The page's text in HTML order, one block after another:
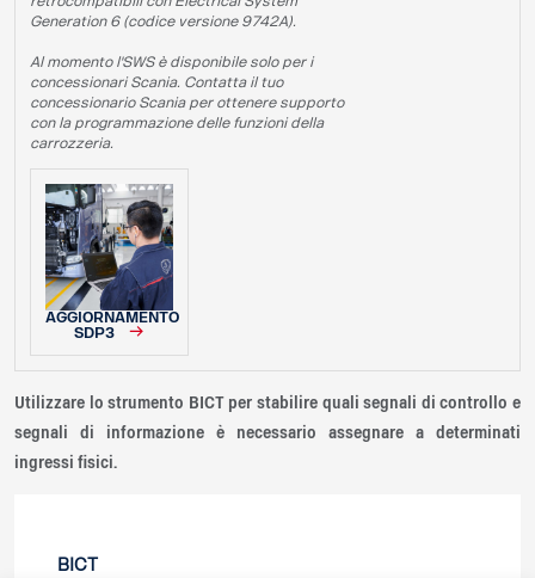
Generation 6 (codice versione 9742A).
Al momento l'SWS è disponibile solo per i
concessionari Scania. Contatta il tuo
concessionario Scania per ottenere supporto
con la programmazione delle funzioni della
carrozzeria.
AGGIORNAMENTO
SDP3
Utilizzare lo strumento BICT per stabilire quali segnali di controllo e
segnali di informazione è necessario assegnare a determinati
ingressi fisici.
BICT